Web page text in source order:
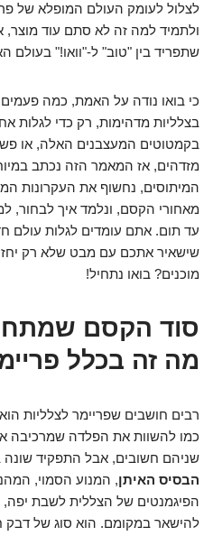
לצלול לעומק העולם המופלא של
ולתמיד למה זה לא סתם עוד מוצר,
שתפריד בין "טוב" ל-"וואו!" בעולם
כי בואו נודה על האמת, כמה
בצלליות מדהימות, רק כדי לגלות
בקמטוטים המעצבנים האלה, או
מזדהים, אז המאמר הזה נכתב
המיתוסים, נחשוף את העקרונות
מאחורי הקסם, ונלמד איך לבחור,
עד תום. אתם עומדים לגלות עולם
שישאיר אתכם עם מבט שלא רק
מוכנים? בואו נתחיל!
סוד הקסם
מה זה בכלל
רבים חושבים שפריימר לצלליות
כמו להשוות את הפלדה שמרכיבה
שניהם חשובים, אבל התפקיד שונה
הבסיס האיתן, המנוע הסמוי,
הפיגמנטים של הצללית לשבת יפה,
להישאר במקומם. הוא סוג של